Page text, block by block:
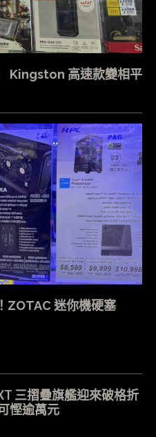
Kingston 高速款變相平
ZOTAC 迷你機硬塞
三摺疊旗艦迎來破格折
慳逾萬元